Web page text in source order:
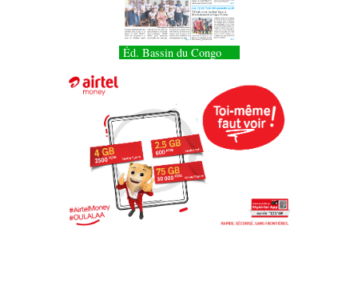
Éd. Bassin du Congo